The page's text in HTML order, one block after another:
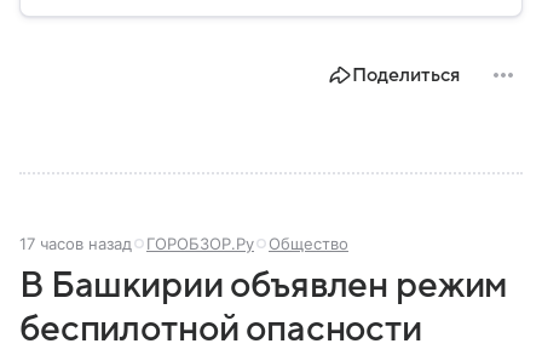
Поделиться
17 часов назад ГОРОБЗОР.Ру Общество
В Башкирии объявлен режим
беспилотной опасности